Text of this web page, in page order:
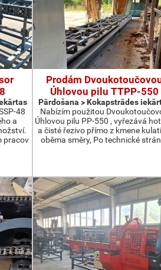
48
a
pracov
Prodám
Úhlovou pilu TTPP-550
Pārdošana > Kokapstrādes
Nabízím použitou
Úhlovou pilu PP-550 , vyřezává
a čisté řezivo přímo z kmene
oběma směry, Po technické